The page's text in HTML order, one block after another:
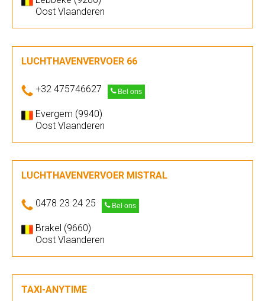
Oost Vlaanderen
LUCHTHAVENVERVOER 66
+32 475746627 Bel ons
Evergem (9940)
Oost Vlaanderen
LUCHTHAVENVERVOER MISTRAL
0478 23 24 25 Bel ons
Brakel (9660)
Oost Vlaanderen
TAXI-ANYTIME